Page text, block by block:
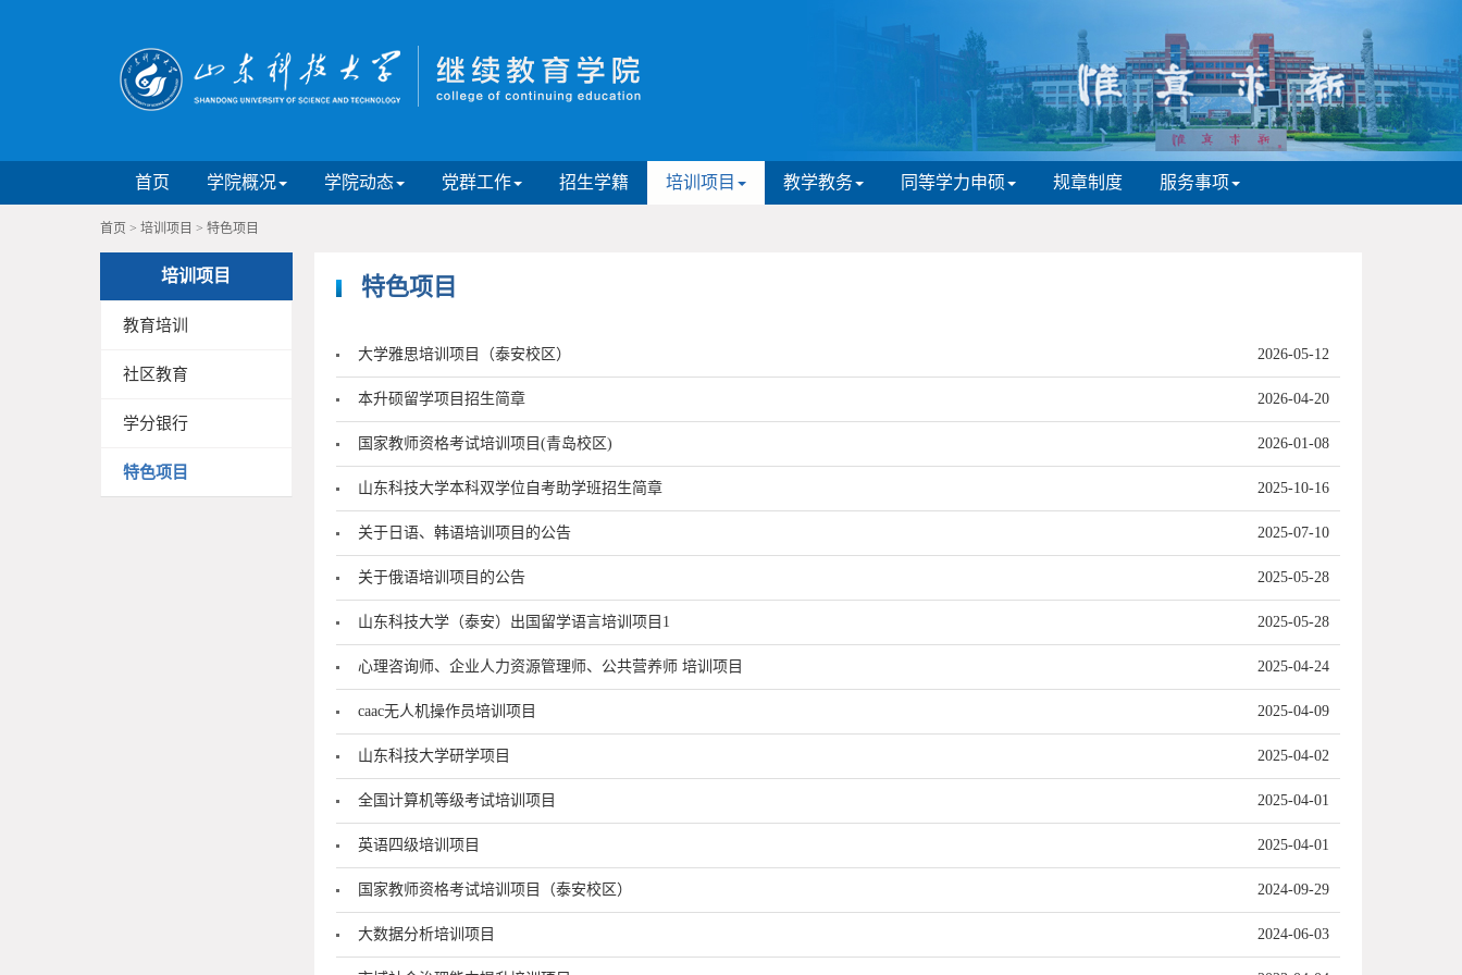
首页 学院概况 学院动态 党群工作 招生学籍 培训项目 教学教务 同等学力申硕 规章制度 服务事项
首页 > 培训项目 > 特色项目
培训项目
教育培训
社区教育
学分银行
特色项目
特色项目
大学雅思培训项目（泰安校区） 2026-05-12
本升硕留学项目招生简章 2026-04-20
国家教师资格考试培训项目(青岛校区) 2026-01-08
山东科技大学本科双学位自考助学班招生简章 2025-10-16
关于日语、韩语培训项目的公告 2025-07-10
关于俄语培训项目的公告 2025-05-28
山东科技大学（泰安）出国留学语言培训项目1 2025-05-28
心理咨询师、企业人力资源管理师、公共营养师 培训项目 2025-04-24
caac无人机操作员培训项目 2025-04-09
山东科技大学研学项目 2025-04-02
全国计算机等级考试培训项目 2025-04-01
英语四级培训项目 2025-04-01
国家教师资格考试培训项目（泰安校区） 2024-09-29
大数据分析培训项目 2024-06-03